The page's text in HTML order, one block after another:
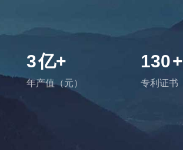
3亿+
年产值（元）
130+
专利证书